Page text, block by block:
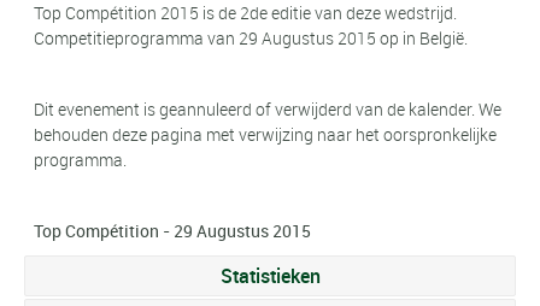
Top Compétition 2015 is de 2de editie van deze wedstrijd.
Competitieprogramma van 29 Augustus 2015 op in België.
Dit evenement is geannuleerd of verwijderd van de kalender. We
behouden deze pagina met verwijzing naar het oorspronkelijke
programma.
Top Compétition - 29 Augustus 2015
Statistieken